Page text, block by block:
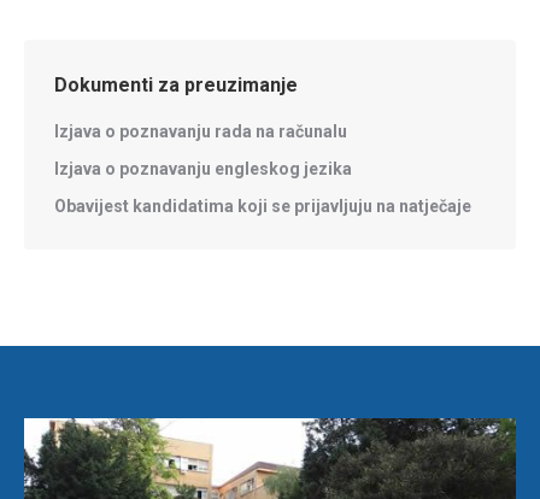
Dokumenti za preuzimanje
Izjava o poznavanju rada na računalu
Izjava o poznavanju engleskog jezika
Obavijest kandidatima koji se prijavljuju na natječaje